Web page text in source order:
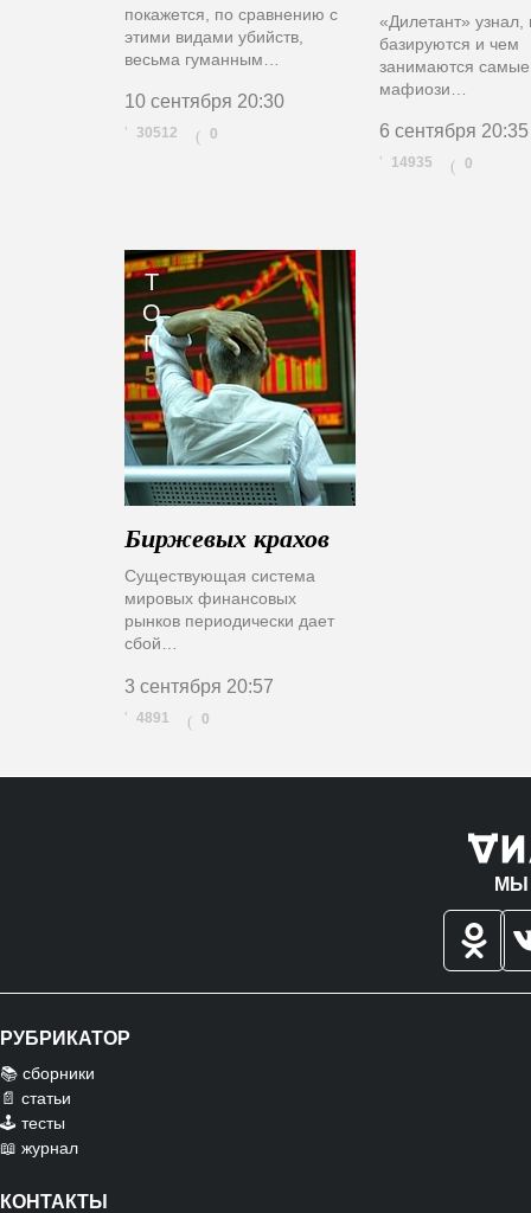
покажется, по сравнению с
этими видами убийств,
весьма гуманным…
10 сентября 20:30
30512 ( 0
«Дилетант» узнал,
базируются и чем
занимаются
мафиози…
6 сентября 20:35
14935 ( 0
Т
О
П
5
Биржевых крахов
Существующая система
мировых финансовых
рынков периодически дает
сбой…
3 сентября 20:57
4891 ( 0
МЫ
РУБРИКАТОР
📚 сборники
📄 статьи
🕹️ тесты
📖 журнал
КОНТАКТЫ